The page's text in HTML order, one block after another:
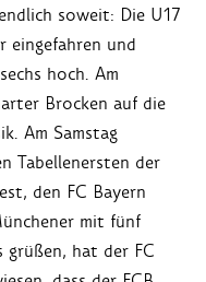
soweit: Die U17
eingefahren und
hoch. Am
Brocken auf die
Am Samstag
Tabellenersten der
den FC Bayern
mit fünf
grüßen, hat der FC